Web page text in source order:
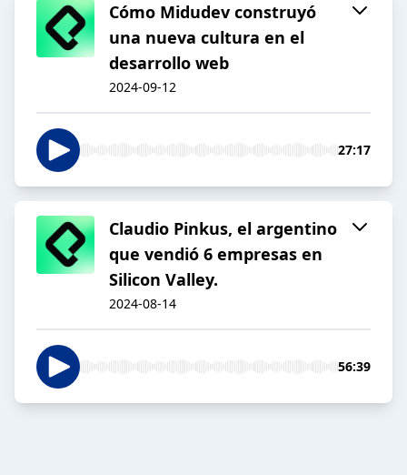
Cómo Midudev construyó
una nueva cultura en el
desarrollo web
2024-09-12
27:17
Claudio Pinkus, el argentino
que vendió 6 empresas en
Silicon Valley.
2024-08-14
56:39